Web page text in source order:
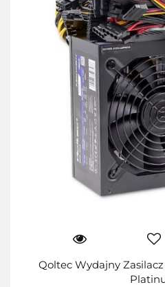
Qoltec Wydajny Zasilacz